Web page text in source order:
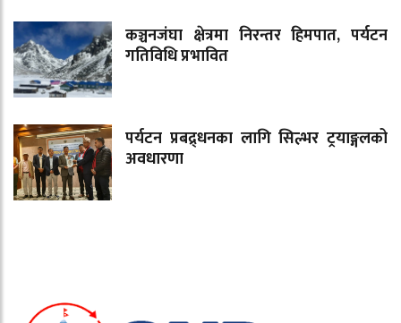
कञ्चनजंघा क्षेत्रमा निरन्तर हिमपात, पर्यटन
गतिविधि प्रभावित
पर्यटन प्रबद्र्धनका लागि सिल्भर ट्रयाङ्गलको
अवधारणा